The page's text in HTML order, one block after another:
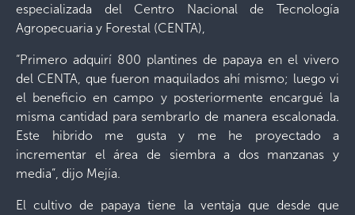
especializada del Centro Nacional de Tecnología
Agropecuaria y Forestal (CENTA),
“Primero adquirí 800 plantines de papaya en el vivero
del CENTA, que fueron maquilados ahí mismo; luego vi
el beneficio en campo y posteriormente encargué la
misma cantidad para sembrarlo de manera escalonada.
Este hibrido me gusta y me he proyectado a
incrementar el área de siembra a dos manzanas y
media”, dijo Mejía.
El cultivo de papaya tiene la ventaja que desde que